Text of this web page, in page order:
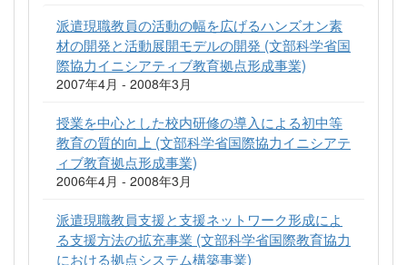
派遣現職教員の活動の幅を広げるハンズオン素
材の開発と活動展開モデルの開発 (文部科学省国
際協力イニシアティブ教育拠点形成事業)
2007年4月 - 2008年3月
授業を中心とした校内研修の導入による初中等
教育の質的向上 (文部科学省国際協力イニシアテ
ィブ教育拠点形成事業)
2006年4月 - 2008年3月
派遣現職教員支援と支援ネットワーク形成によ
る支援方法の拡充事業 (文部科学省国際教育協力
における拠点システム構築事業)